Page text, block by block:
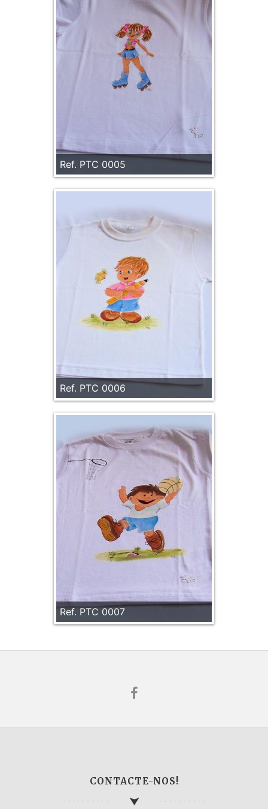
Ref. PTC 0005
Ref. PTC 0006
Ref. PTC 0007
CONTACTE-NOS!